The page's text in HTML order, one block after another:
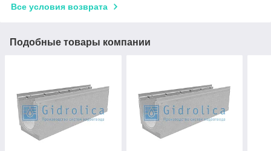
Все условия возврата
Подобные товары компании